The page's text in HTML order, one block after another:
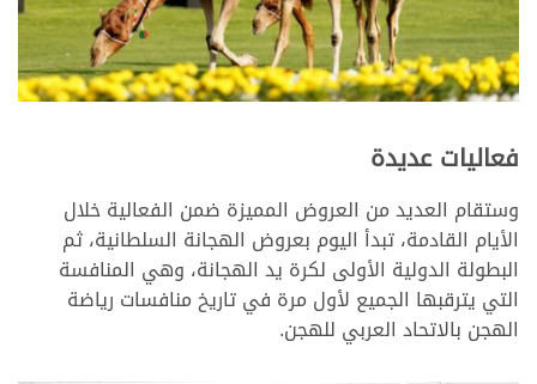
فعاليات عديدة
وستقام العديد من العروض المميزة ضمن الفعالية خلال
الأيام القادمة، تبدأ اليوم بعروض الهجانة السلطانية، ثم
البطولة الدولية الأولى لكرة يد الهجانة، وهي المنافسة
التي يترقبها الجميع لأول مرة في تاريخ منافسات رياضة
الهجن بالاتحاد العربي للهجن.